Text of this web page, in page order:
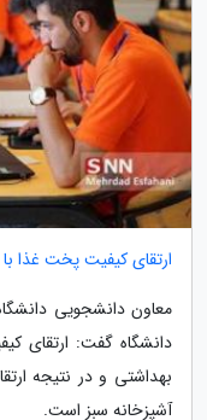
ارتقای کیفیت پخت غذا با
معاون دانشجویی
دانشگاه گفت: ارتقای
بهداشتی و در نتیجه
آشپزخانه سبز است.